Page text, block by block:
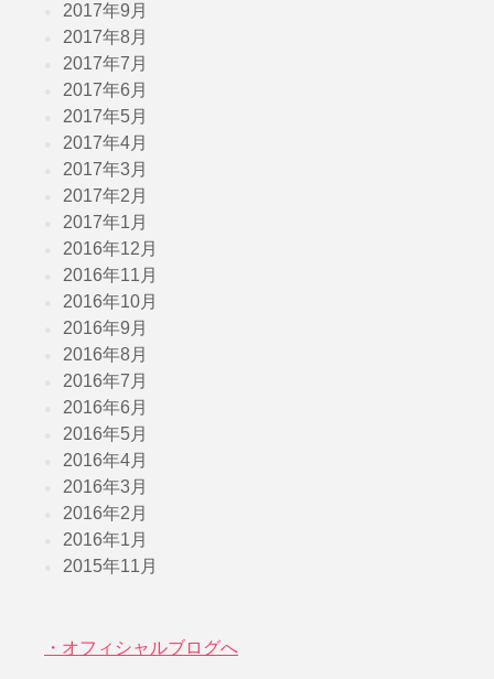
2017年9月
2017年8月
2017年7月
2017年6月
2017年5月
2017年4月
2017年3月
2017年2月
2017年1月
2016年12月
2016年11月
2016年10月
2016年9月
2016年8月
2016年7月
2016年6月
2016年5月
2016年4月
2016年3月
2016年2月
2016年1月
2015年11月
・オフィシャルブログへ